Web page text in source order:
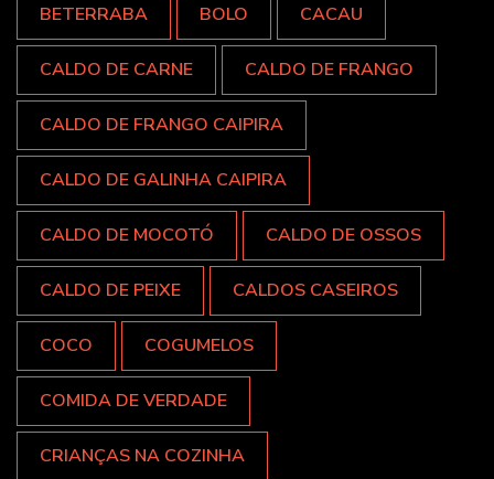
BETERRABA BOLO CACAU
CALDO DE CARNE CALDO DE FRANGO
CALDO DE FRANGO CAIPIRA
CALDO DE GALINHA CAIPIRA
CALDO DE MOCOTÓ CALDO DE OSSOS
CALDO DE PEIXE CALDOS CASEIROS
COCO COGUMELOS
COMIDA DE VERDADE
CRIANÇAS NA COZINHA